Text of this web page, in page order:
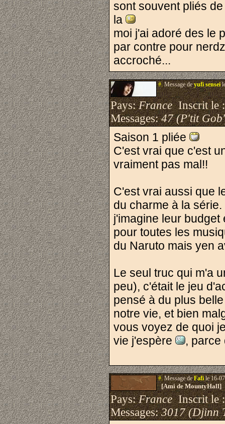
sont souvent pliés
la
moi j'ai adoré des le
par contre pour
accroché...
#.Message deyufi sensei
Pays:FranceInscrit le
Messages:47 (P'tit
Saison 1 pliée
C'est vrai que c'est
vraiment pas mal!!
C'est vrai aussi que
du charme à la
j'imagine leur
pour toutes les
du Naruto mais yen
Le seul truc qui m'a
peu), c'était le jeu
pensé à du plus
notre vie, et bien
vous voyez de quoi
vie j'espère
, parce
#.Message deFafile 16-
[Ami de MountyHall]
Pays:FranceInscrit le
Messages:3017 (Djinn